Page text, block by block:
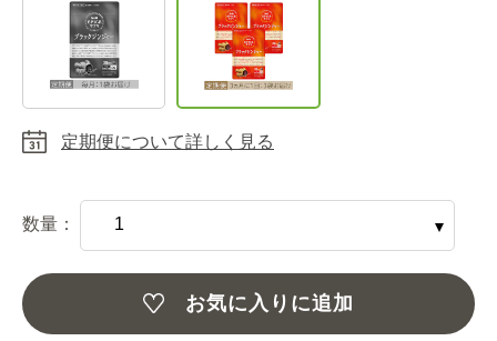
定期便について詳しく見る
数量：
お気に入りに追加